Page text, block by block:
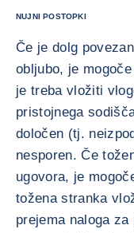
NUJNI POSTOPKI
Če je dolg
obljubo, je
je treba vložiti
pristojnega
določen (tj.
nesporen. Če
ugovora, je
tožena stranka
prejema naloga